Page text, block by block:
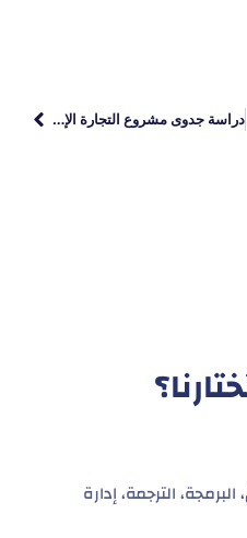
دراسة جدوى مشروع التجارة الإلكترونية: خطوات وأساليب لضمان النجاح في السوق الرقمي
الترجمة، إدارة